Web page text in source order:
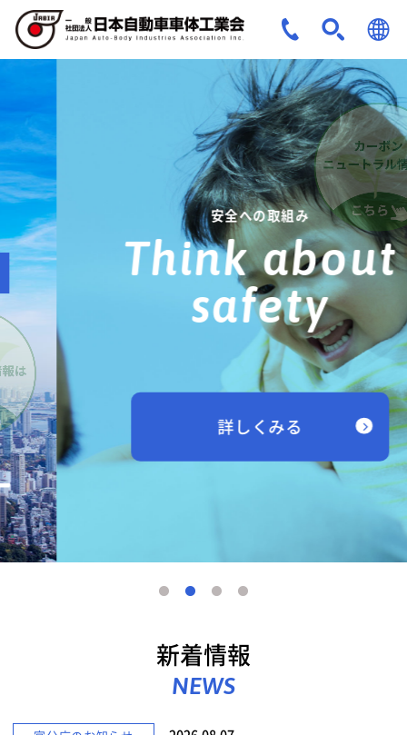
JPN
ENG
安全への取組み
Think about
safety
詳しくみる
新着情報
NEWS